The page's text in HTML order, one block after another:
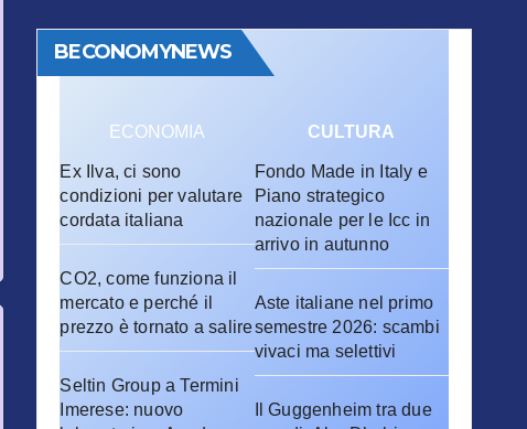
BECONOMYNEWS
ECONOMIA
Ex Ilva, ci sono
condizioni per valutare
cordata italiana
CO2, come funziona il
mercato e perché il
prezzo è tornato a salire
Seltin Group a Termini
Imerese: nuovo
CULTURA
Fondo Made in Italy e
Piano strategico
nazionale per le Icc in
arrivo in autunno
Aste italiane nel primo
semestre 2026: scambi
vivaci ma selettivi
Il Guggenheim tra due